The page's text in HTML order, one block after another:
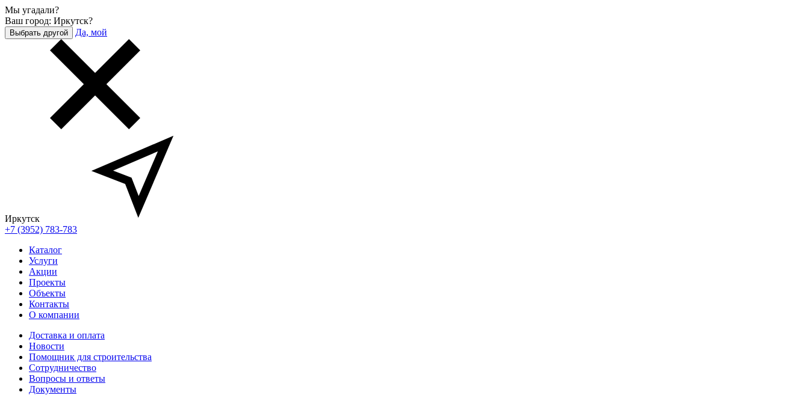
Мы угадали?
Ваш город: Иркутск?
Выбрать другой Да, мой
Иркутск
+7 (3952) 783-783
Каталог
Услуги
Акции
Проекты
Объекты
Контакты
О компании
Доставка и оплата
Новости
Помощник для строительства
Сотрудничество
Вопросы и ответы
Документы